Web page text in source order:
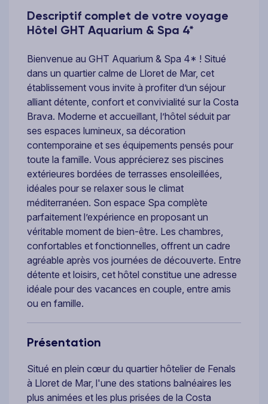
Descriptif complet de votre voyage
Hôtel GHT Aquarium & Spa 4*
Bienvenue au GHT Aquarium & Spa 4* ! Situé
dans un quartier calme de Lloret de Mar, cet
établissement vous invite à profiter d’un séjour
alliant détente, confort et convivialité sur la Costa
Brava. Moderne et accueillant, l’hôtel séduit par
ses espaces lumineux, sa décoration
contemporaine et ses équipements pensés pour
toute la famille. Vous apprécierez ses piscines
extérieures bordées de terrasses ensoleillées,
idéales pour se relaxer sous le climat
méditerranéen. Son espace Spa complète
parfaitement l’expérience en proposant un
véritable moment de bien-être. Les chambres,
confortables et fonctionnelles, offrent un cadre
agréable après vos journées de découverte. Entre
détente et loisirs, cet hôtel constitue une adresse
idéale pour des vacances en couple, entre amis
ou en famille.
Présentation
Situé en plein cœur du quartier hôtelier de Fenals
à Lloret de Mar, l'une des stations balnéaires les
plus animées et les plus prisées de la Costa